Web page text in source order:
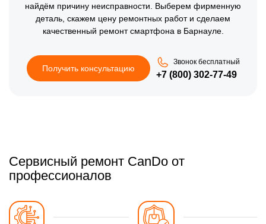
найдём причину неисправности. Выберем фирменную
деталь, скажем цену ремонтных работ и сделаем
качественный ремонт смартфона в Барнауле.
Получить консультацию
Звонок бесплатный
+7 (800) 302-77-49
Сервисный ремонт CanDo от
профессионалов